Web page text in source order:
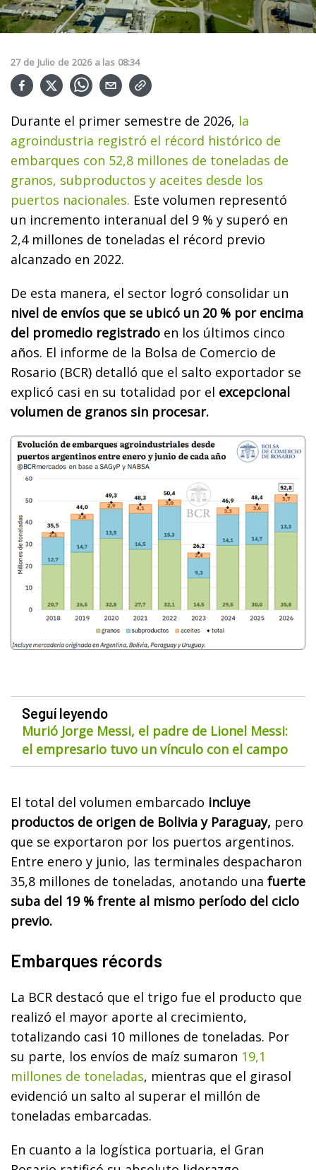
27 de Julio de 2026 a las 08:34
Durante el primer semestre de 2026, la
agroindustria registró el récord histórico de
embarques con 52,8 millones de toneladas de
granos, subproductos y aceites desde los
puertos nacionales. Este volumen representó
un incremento interanual del 9 % y superó en
2,4 millones de toneladas el récord previo
alcanzado en 2022.
De esta manera, el sector logró consolidar un
nivel de envíos que se ubicó un 20 % por encima
del promedio registrado en los últimos cinco
años. El informe de la Bolsa de Comercio de
Rosario (BCR) detalló que el salto exportador se
explicó casi en su totalidad por el excepcional
volumen de granos sin procesar.
Seguí leyendo
Murió Jorge Messi, el padre de Lionel Messi:
el empresario tuvo un vínculo con el campo
El total del volumen embarcado incluye
productos de origen de Bolivia y Paraguay, pero
que se exportaron por los puertos argentinos.
Entre enero y junio, las terminales despacharon
35,8 millones de toneladas, anotando una fuerte
suba del 19 % frente al mismo período del ciclo
previo.
Embarques récords
La BCR destacó que el trigo fue el producto que
realizó el mayor aporte al crecimiento,
totalizando casi 10 millones de toneladas. Por
su parte, los envíos de maíz sumaron 19,1
millones de toneladas, mientras que el girasol
evidenció un salto al superar el millón de
toneladas embarcadas.
En cuanto a la logística portuaria, el Gran